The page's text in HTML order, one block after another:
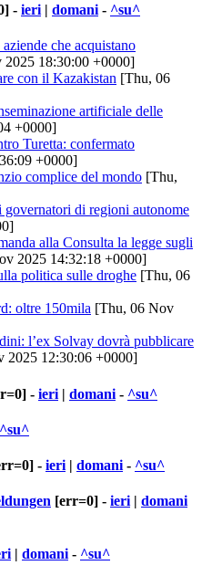
- ieri | domani - ^su^
che acquistano
18:30:00 +0000]
con il Kazakistan [Thu, 06
artificiale delle
+0000]
Turetta: confermato
+0000]
complice del mondo [Thu,
governatori di regioni autonome
alla Consulta la legge sugli
2025 14:32:18 +0000]
politica sulle droghe [Thu, 06
oltre 150mila [Thu, 06 Nov
l’ex Solvay dovrà pubblicare
2025 12:30:06 +0000]
- ieri | domani - ^su^
^su^
- ieri | domani - ^su^
[err=0] - ieri | domani
| domani - ^su^